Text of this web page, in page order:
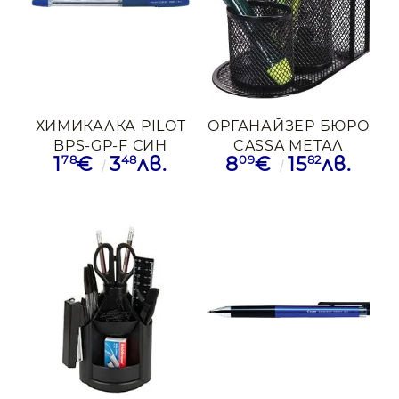
ХИМИКАЛКА PILOT
BPS-GP-F СИН
1 78€ 348лв.
ОРГАНАЙЗЕР БЮРО
CASSA МЕТАЛ
МРЕЖА 3 ОТД МАГН.
809€ 1582лв.